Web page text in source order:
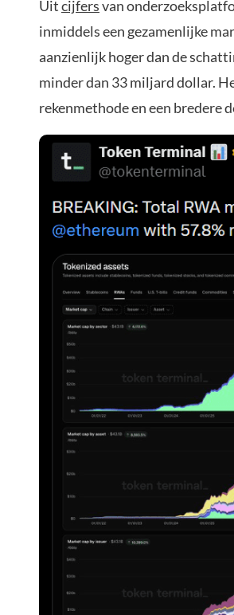
Uitcijfersvan
inmiddels een gezamenlijke
aanzienlijk hoger dan de
minder dan 33 miljard dollar.
rekenmethode en een bredere